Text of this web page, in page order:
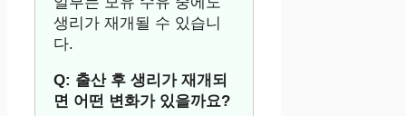
생리가 재개될 수 있습니
다.
Q: 출산 후 생리가 재개되
면 어떤 변화가 있을까요?